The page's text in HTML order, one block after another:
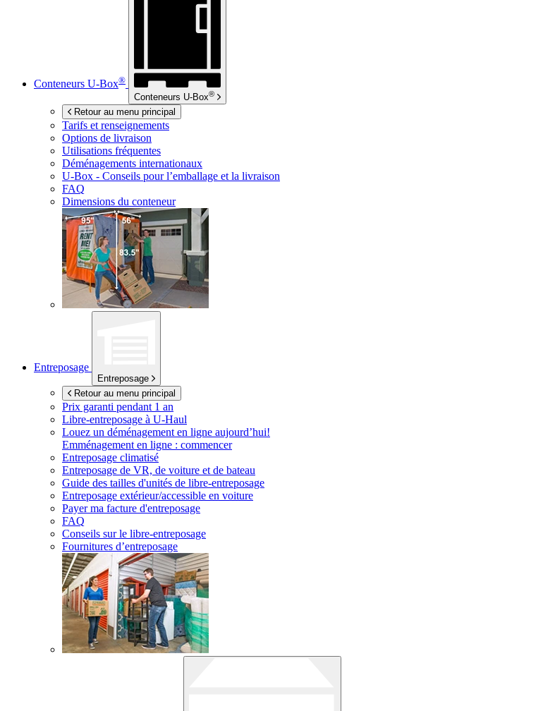
Conteneurs U-Box®
Conteneurs U-Box®
Retour au menu principal
Tarifs et renseignements
Options de livraison
Utilisations fréquentes
Déménagements internationaux
U-Box - Conseils pour l’emballage et la livraison
FAQ
Dimensions du conteneur
Entreposage
Entreposage
Retour au menu principal
Prix garanti pendant 1 an
Libre-entreposage à U-Haul
Louez un déménagement en ligne aujourd’hui!
Emménagement en ligne : commencer
Entreposage climatisé
Entreposage de VR, de voiture et de bateau
Guide des tailles d'unités de libre-entreposage
Entreposage extérieur/accessible en voiture
Payer ma facture d'entreposage
FAQ
Conseils sur le libre-entreposage
Fournitures d’entreposage